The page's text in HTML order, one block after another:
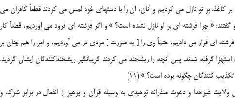
و اگر مکتوبي، نوشته بر کاغذ، بر تو نازل مي کرديم و آنان، آن را با دستهاي خود لمس مي کردند قطعاً کافران مي
« اين [ چيزي ] جز سحر آشکار نيست. » (7) و گفتند: « چرا فرشته اي بر او نازل نشده است؟ » و اگر فرشته اي فرود مي آورديم، قطعاً کار
مهلت نمي يافتند. (8) و اگر او را فرشته اي قرار مي داديم، حتماً وي را [ به صورت ] مردي در مي آورديم، و امر را هم چنان بر
تو پيامبراني به استهزا گرفته شدند. پس آنچه را ريشخند مي کردند گريبانگير ريشخندکنندگان ايشان گرديد.
غيرخدا و دعوت منذرانه توحيدي به وسيله قرآن و پرهيز از انفعال در برابر شرک و